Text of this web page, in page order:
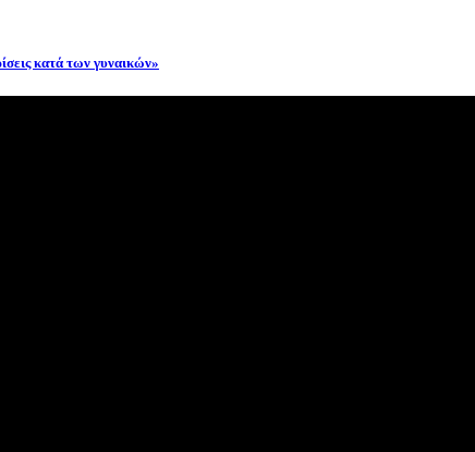
κατά των γυναικών»